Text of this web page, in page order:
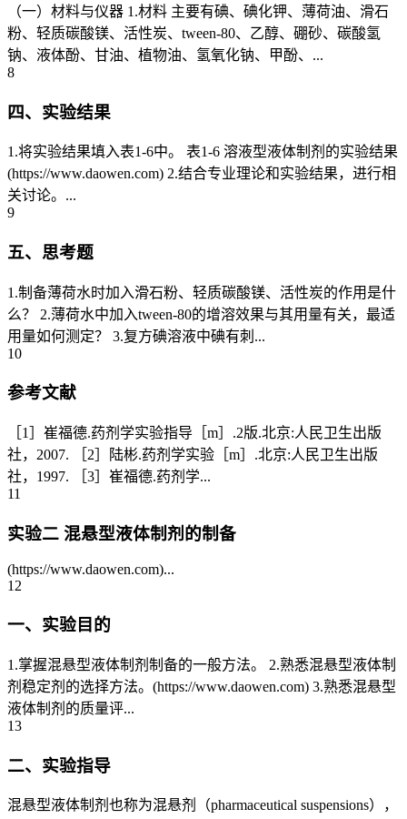
（一）材料与仪器 1.材料 主要有碘、碘化钾、薄荷油、滑石
粉、轻质碳酸镁、活性炭、tween-80、乙醇、硼砂、碳酸氢
钠、液体酚、甘油、植物油、氢氧化钠、甲酚、...
8
四、实验结果
1.将实验结果填入表1-6中。 表1-6 溶液型液体制剂的实验结果
(https://www.daowen.com) 2.结合专业理论和实验结果，进行相
关讨论。...
9
五、思考题
1.制备薄荷水时加入滑石粉、轻质碳酸镁、活性炭的作用是什
么？ 2.薄荷水中加入tween-80的增溶效果与其用量有关，最适
用量如何测定？ 3.复方碘溶液中碘有刺...
10
参考文献
［1］崔福德.药剂学实验指导［m］.2版.北京:人民卫生出版
社，2007. ［2］陆彬.药剂学实验［m］.北京:人民卫生出版
社，1997. ［3］崔福德.药剂学...
11
实验二 混悬型液体制剂的制备
(https://www.daowen.com)...
12
一、实验目的
1.掌握混悬型液体制剂制备的一般方法。 2.熟悉混悬型液体制
剂稳定剂的选择方法。(https://www.daowen.com) 3.熟悉混悬型
液体制剂的质量评...
13
二、实验指导
混悬型液体制剂也称为混悬剂（pharmaceutical suspensions），